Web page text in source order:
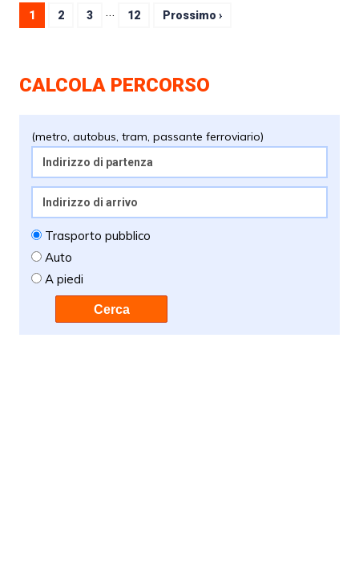
1 2 3 … 12 Prossimo ›
CALCOLA PERCORSO
(metro, autobus, tram, passante ferroviario)
Trasporto pubblico
Auto
A piedi
Cerca